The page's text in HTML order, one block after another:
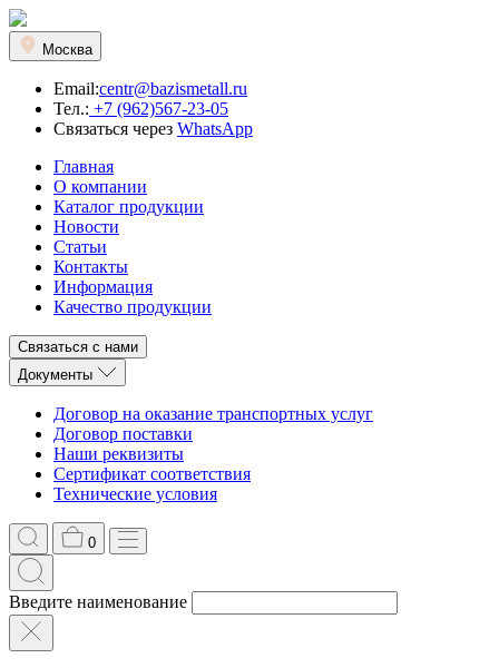
Москва
Email:centr@bazismetall.ru
Тел.: +7 (962)567-23-05
Связаться через WhatsApp
Главная
О компании
Каталог продукции
Новости
Статьи
Контакты
Информация
Качество продукции
Связаться с нами
Документы
Договор на оказание транспортных услуг
Договор поставки
Наши реквизиты
Сертификат соответствия
Технические условия
0
Введите наименование